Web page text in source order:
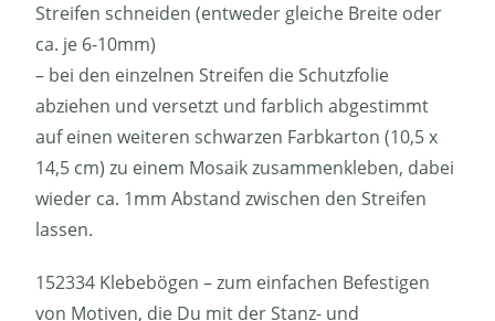
Streifen schneiden (entweder gleiche Breite oder
ca. je 6-10mm)
– bei den einzelnen Streifen die Schutzfolie
abziehen und versetzt und farblich abgestimmt
auf einen weiteren schwarzen Farbkarton (10,5 x
14,5 cm) zu einem Mosaik zusammenkleben, dabei
wieder ca. 1mm Abstand zwischen den Streifen
lassen.
152334 Klebebögen – zum einfachen Befestigen
von Motiven, die Du mit der Stanz- und